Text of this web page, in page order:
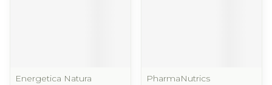
Energetica Natura
PharmaNutrics